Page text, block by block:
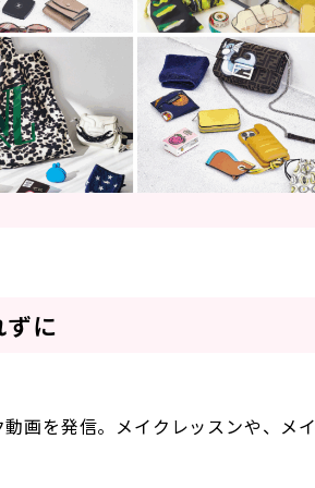
に
画を発信。メイクレッスンや、メイ